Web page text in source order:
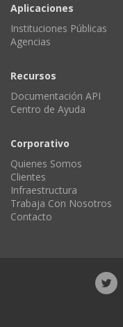
Aplicaciones
Instituciones Públicas
Agencias
Recursos
Documentación API
Centro de Ayuda
Corporativo
Quienes Somos
Clientes
Infraestructura
Trabaja Con Nosotros
Contacto